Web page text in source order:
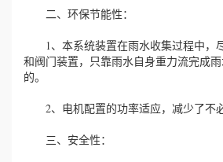
二、环保节能性：
1、本系统装置在雨水收集过程中，
和阀门装置，只靠雨水自身重力流完成
的。
2、电机配置的功率适应，减少了不必
三、安全性：